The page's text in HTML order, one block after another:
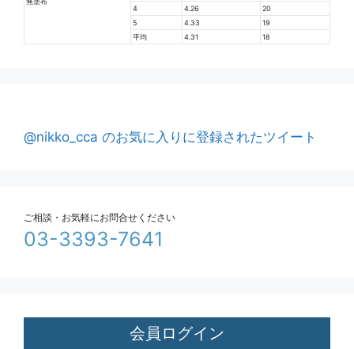
4
4.26
20
5
4.33
19
平均
4.31 18
@nikko_cca のお気に入りに登録されたツイート
ご相談・お気軽にお問合せください
03-3393-7641
会員ログイン